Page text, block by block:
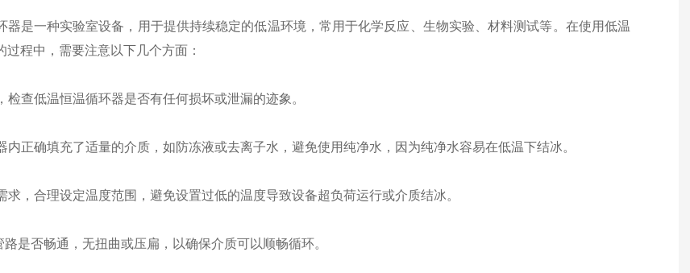
器是一种实验室设备，用于提供持续稳定的低温环境，常用于化学反应、生物实验、材料测试等。在使用低温
过程中，需要注意以下几个方面：
检查低温恒温循环器是否有任何损坏或泄漏的迹象。
内正确填充了适量的介质，如防冻液或去离子水，避免使用纯净水，因为纯净水容易在低温下结冰。
求，合理设定温度范围，避免设置过低的温度导致设备超负荷运行或介质结冰。
路是否畅通，无扭曲或压扁，以确保介质可以顺畅循环。